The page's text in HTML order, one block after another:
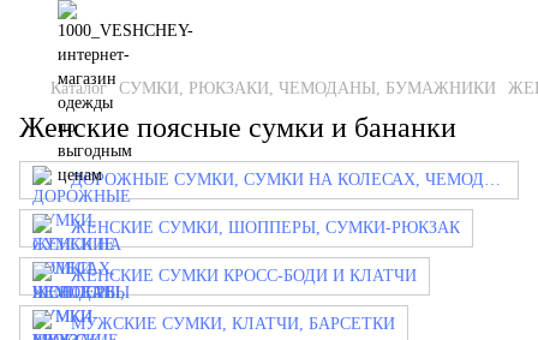
Каталог СУМКИ, РЮКЗАКИ, ЧЕМОДАНЫ, БУМАЖНИКИ
Женские поясные сумки и бананки
ДОРОЖНЫЕ СУМКИ, СУМКИ НА КОЛЕСАХ, ЧЕМОДАНЫ
ЖЕНСКИЕ СУМКИ, ШОППЕРЫ, СУМКИ-РЮКЗАК
ЖЕНСКИЕ СУМКИ КРОСС-БОДИ И КЛАТЧИ
МУЖСКИЕ СУМКИ, КЛАТЧИ, БАРСЕТКИ